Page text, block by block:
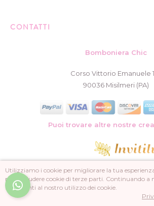
CONTATTI
Bomboniera Chic
Corso Vittorio Emanuele
90036 Misilmeri (PA)
Puoi trovare altre nostre
© 2025 Bomboniera Chic Rattenuti. All Rights
Utilizziamo i cookie per migliorare la tua
può includere cookie di terze parti. Continuando a
acconsenti al nostro utilizzo dei cookie.